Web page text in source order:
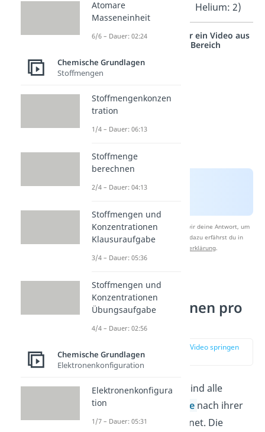
Helium: 2)
Studyflix vernetzt: Hier ein Video aus
einem anderen Bereich
Nach Beantwortung speichern wir deine Antwort, um
Studyflix zu verbessern. Mehr dazu erfährst du in
Datenschutzerklärung
Anzahl der
Valenzelektronen pro
Schale
zur Stelle im Video springen
ImPeriodensystem
sind alle
chemischen Elemente nach ihrer
Ordnungszahl geordnet. Die
Atomare
Masseneinheit
6/6 – Dauer: 02:24
Chemische Grundlagen
Stoffmengen
Stoffmengenkonzen
tration
1/4 – Dauer: 06:13
Stoffmenge
berechnen
2/4 – Dauer: 04:13
Stoffmengen und
Konzentrationen
Klausuraufgabe
3/4 – Dauer: 05:36
Stoffmengen und
Konzentrationen
Übungsaufgabe
4/4 – Dauer: 02:56
Chemische Grundlagen
Elektronenkonfiguration
Elektronenkonfigura
tion
1/7 – Dauer: 05:31